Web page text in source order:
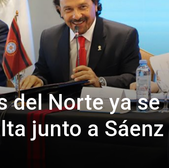
del Norte ya se
junto a Sáenz